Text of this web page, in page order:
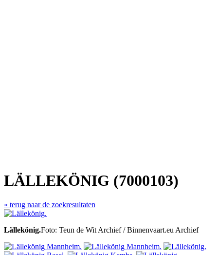
LÄLLEKÖNIG (7000103)
« terug naar de zoekresultaten
Lällekönig.Foto: Teun de Wit Archief / Binnenvaart.eu Archief